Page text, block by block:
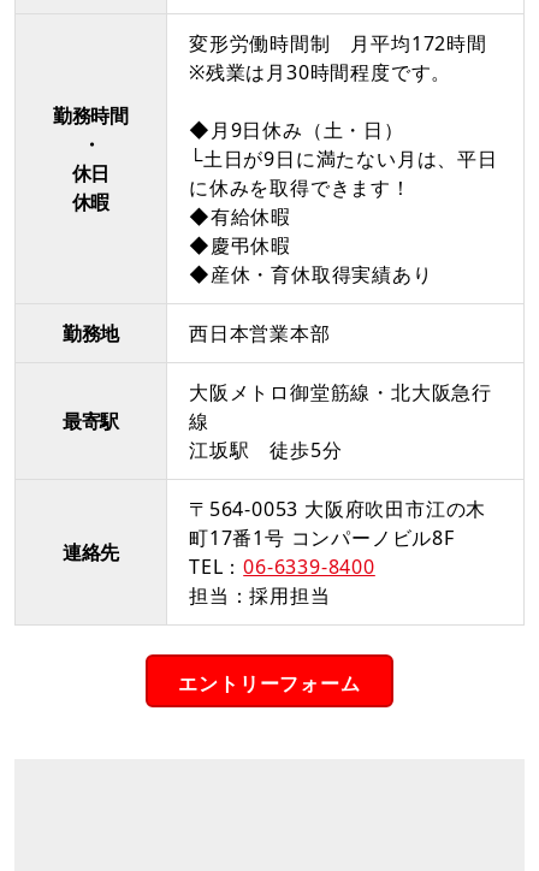
勤務時間
・
休日
休暇
変形労働時間制 月平均172時間
※残業は月30時間程度です。
◆月9日休み（土・日）
└土日が9日に満たない月は、平日
に休みを取得できます！
◆有給休暇
◆慶弔休暇
◆産休・育休取得実績あり
勤務地 西日本営業本部
最寄駅
大阪メトロ御堂筋線・北大阪急行
線
江坂駅 徒歩5分
連絡先
〒564-0053 大阪府吹田市江の木
町17番1号 コンパーノビル8F
TEL：06-6339-8400
担当：採用担当
エントリーフォーム